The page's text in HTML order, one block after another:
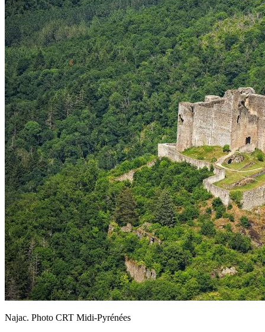
Najac. Photo CRT Midi-Pyrénées